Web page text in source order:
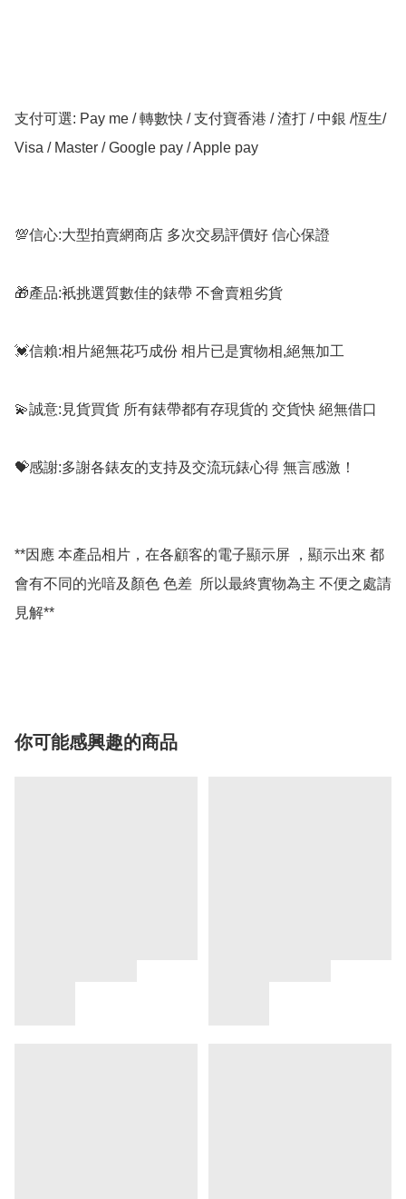
支付可選: Pay me / 轉數快 / 支付寶香港 / 渣打 / 中銀 /恆生/
Visa / Master / Google pay / Apple pay
💯信心:大型拍賣網商店 多次交易評價好 信心保證
🎁產品:衹挑選質數佳的錶帶 不會賣粗劣貨
💓信賴:相片絕無花巧成份 相片已是實物相,絕無加工
💫誠意:見貨買貨 所有錶帶都有存現貨的 交貨快 絕無借口
💝感謝:多謝各錶友的支持及交流玩錶心得 無言感激！
**因應 本產品相片，在各顧客的電子顯示屏 ，顯示出來 都
會有不同的光喑及顏色 色差  所以最終實物為主 不便之處請
見解**
你可能感興趣的商品